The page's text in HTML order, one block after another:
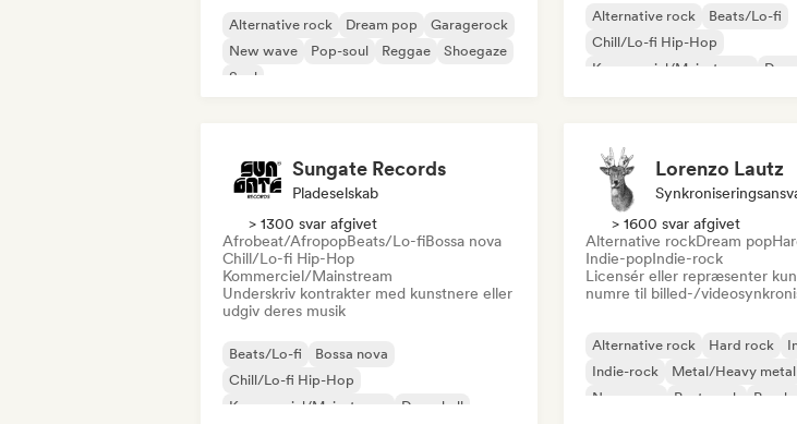
Alternative rock Dream pop
Garagerock
New wave
Pop-soul Reggae
Shoegaze
Soul
Alternative rock
Beats/Lo-fi
Chill/Lo-fi Hip-Hop
Kommerciel/Mainstream
Dance
Sungate Records
Pladeselskab
> 1300 svar afgivet
Afrobeat/AfropopBeats/Lo-fiBossa nova
Chill/Lo-fi Hip-Hop
Kommerciel/Mainstream
Underskriv kontrakter med kunstnere eller
udgiv deres musik
Beats/Lo-fi
Bossa nova
Chill/Lo-fi Hip-Hop
Kommerciel/Mainstream
Dancehall
Lorenzo Lautz
> 1600 svar afgivet
Alternative rockDream pop
Indie-popIndie-rock
Licensér eller repræsenter
numre til billed-/
Alternative rock Hard rock
Indie-rock
Metal/Heavy metal
New wave
Post-punk